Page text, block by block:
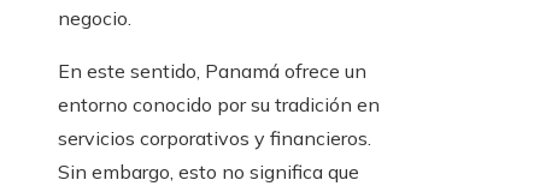
negocio.
En este sentido, Panamá ofrece un
entorno conocido por su tradición en
servicios corporativos y financieros.
Sin embargo, esto no significa que